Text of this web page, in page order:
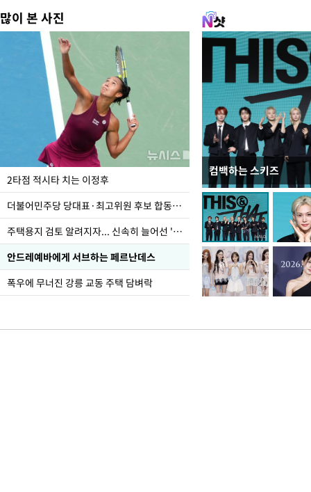
많이 본 사진
2타점 적시타 치는 이정후
더불어민주당 당대표·최고위원 후보 합동연설회
주택용지 검토 알려지자... 신속히 늘어선 '근조화환'
안드레예바에게 서브하는 페르난데스
폭우에 무너진 강릉 교동 주택 담벼락
컴백하는 스키즈
청와대 일주일